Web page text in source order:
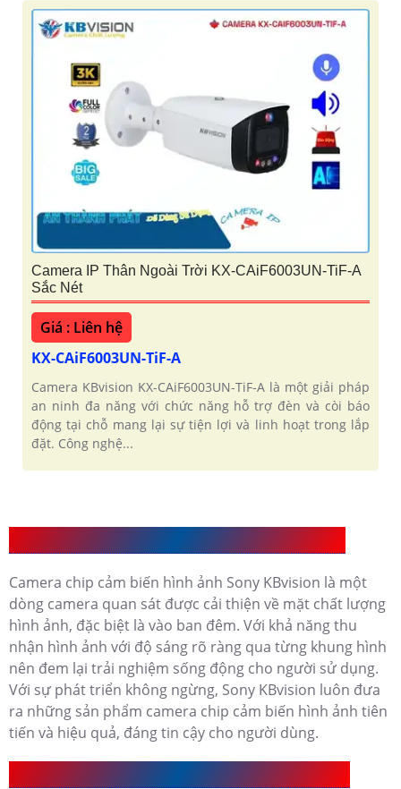
Camera IP Thân Ngoài Trời KX-CAiF6003UN-TiF-A
Sắc Nét
Giá : Liên hệ
KX-CAiF6003UN-TiF-A
Camera KBvision KX-CAiF6003UN-TiF-A là một giải pháp
an ninh đa năng với chức năng hỗ trợ đèn và còi báo
động tại chỗ mang lại sự tiện lợi và linh hoạt trong lắp
đặt. Công nghệ...
Camera chip cảm biến hình ảnh Sony KBvision là một
dòng camera quan sát được cải thiện về mặt chất lượng
hình ảnh, đặc biệt là vào ban đêm. Với khả năng thu
nhận hình ảnh với độ sáng rõ ràng qua từng khung hình
nên đem lại trải nghiệm sống động cho người sử dụng.
Với sự phát triển không ngừng, Sony KBvision luôn đưa
ra những sản phẩm camera chip cảm biến hình ảnh tiên
tiến và hiệu quả, đáng tin cậy cho người dùng.